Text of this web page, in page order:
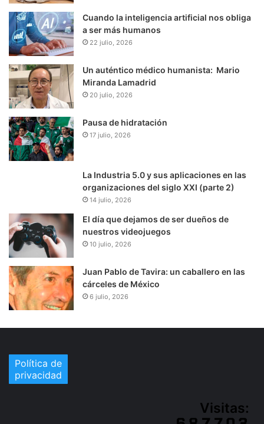
Cuando la inteligencia artificial nos obliga
a ser más humanos
22 julio, 2026
Un auténtico médico humanista: Mario
Miranda Lamadrid
20 julio, 2026
Pausa de hidratación
17 julio, 2026
La Industria 5.0 y sus aplicaciones en las
organizaciones del siglo XXI (parte 2)
14 julio, 2026
El día que dejamos de ser dueños de
nuestros videojuegos
10 julio, 2026
Juan Pablo de Tavira: un caballero en las
cárceles de México
6 julio, 2026
Política de
privacidad
Visitas: